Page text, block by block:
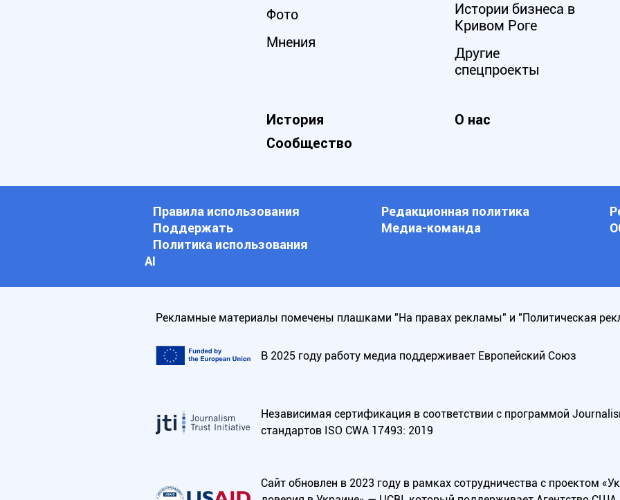
Фото
Мнения
Истории бизнеса в
Кривом Роге
Другие
спецпроекты
История О нас
Сообщество
Правила использования Редакционная политика
Поддержать
Медиа-команда
Политика использования
АI
Рекламные материалы помечены плашками "На правах рекламы" и "Политическая
В 2025 году работу медиа поддерживает Европейский Союз
Независимая сертификация в соответствии с программой
стандартов ISO CWA 17493: 2019
Сайт обновлен в 2023 году в рамках сотрудничества с проектом